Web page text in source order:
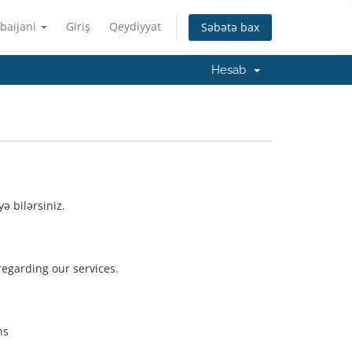
Giriş Qeydiyyat Səbətə bax
Hesab
bilərsiniz.
our services.